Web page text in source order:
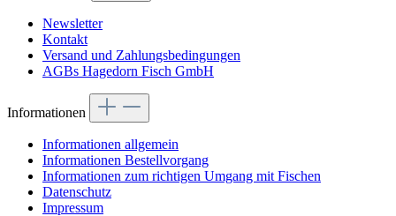
Newsletter
Kontakt
Versand und Zahlungsbedingungen
AGBs Hagedorn Fisch GmbH
Informationen
Informationen allgemein
Informationen Bestellvorgang
Informationen zum richtigen Umgang mit Fischen
Datenschutz
Impressum